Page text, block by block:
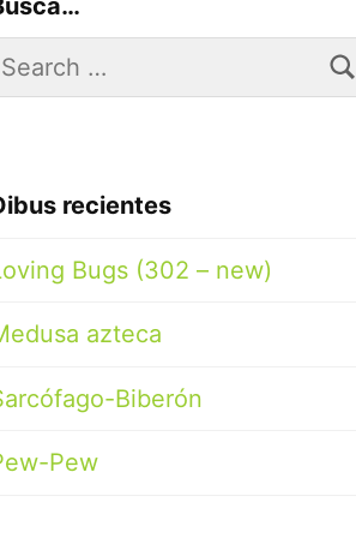
Search
recientes
Bugs (302 – new)
azteca
Biberón
Pew